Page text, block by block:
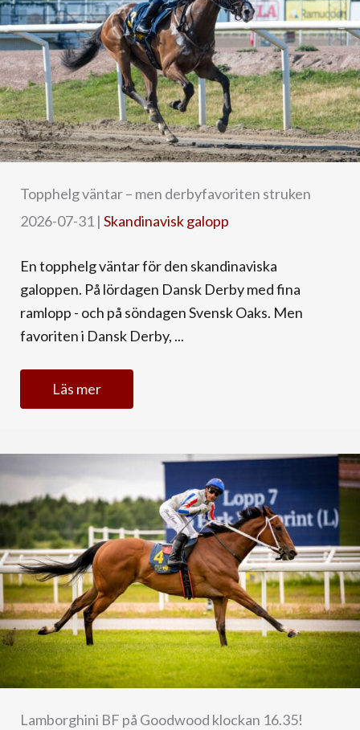
Topphelg väntar – men derbyfavoriten struken
2026-07-31 | Skandinavisk galopp
En topphelg väntar för den skandinaviska
galoppen. På lördagen Dansk Derby med fina
ramlopp - och på söndagen Svensk Oaks. Men
favoriten i Dansk Derby, ...
Läs mer
Lamborghini BF på Goodwood klockan 16.35!